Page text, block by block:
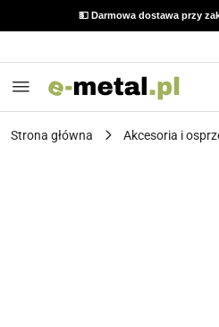
💵 Darmowa dostawa przy
Strona główna Akcesoria i